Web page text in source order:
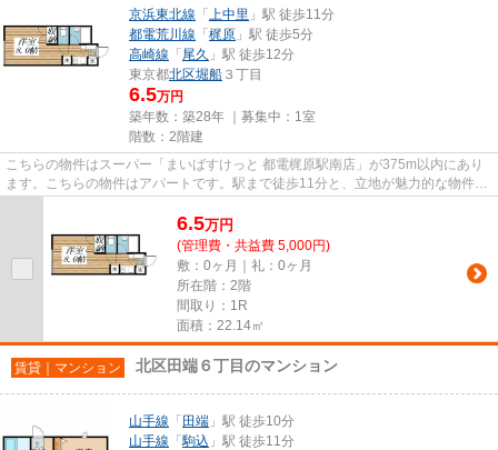
京浜東北線 「 上中里 」駅 徒歩11分
都電荒川線 「 梶原 」駅 徒歩5分
高崎線 「 尾久 」駅 徒歩12分
東京都北区堀船 ３丁目
6.5万円
築年数：築28年 ｜募集中： 1室
階数：2階建
こちらの物件はスーパー「まいばすけっと 都電梶原駅南店」が375m以内にあり
ます。こちらの物件はアパートです。駅まで徒歩11分と、立地が魅力的な物件で
6.5万円
(管理費・共益費 5,000円)
敷：0ヶ月｜礼：0ヶ月
所在階：2階
間取り：1R
面積：22.14㎡
賃貸｜マンション 北区田端６丁目のマンション
山手線 「 田端 」駅 徒歩10分
山手線 「駒込 」駅 徒歩11分